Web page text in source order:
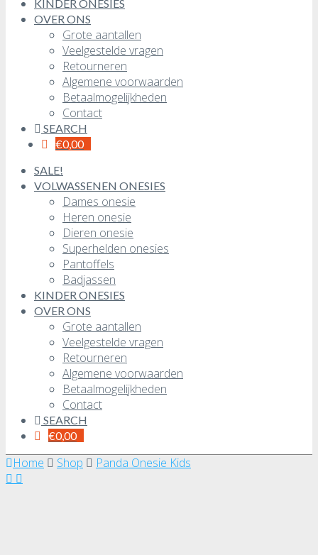
KINDER ONESIES
OVER ONS
Grote aantallen
Veelgestelde vragen
Retourneren
Algemene voorwaarden
Betaalmogelijkheden
Contact
SEARCH
€0,00
SALE!
VOLWASSENEN ONESIES
Dames onesie
Heren onesie
Dieren onesie
Superhelden onesies
Pantoffels
Badjassen
KINDER ONESIES
OVER ONS
Grote aantallen
Veelgestelde vragen
Retourneren
Algemene voorwaarden
Betaalmogelijkheden
Contact
SEARCH
€0,00
Home Shop Panda Onesie Kids